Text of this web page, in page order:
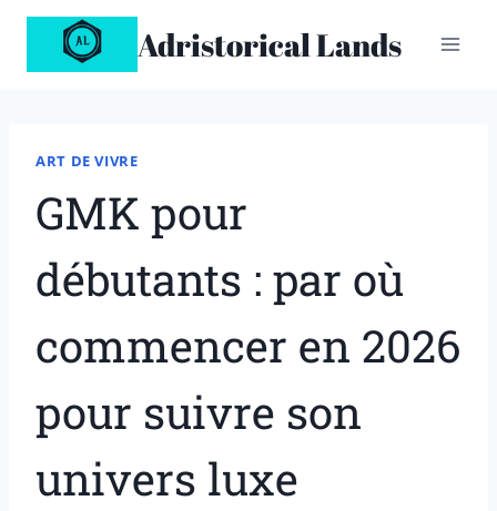
Aller
contenu
Adristorical Lands
ART DE VIVRE
GMK pour
débutants : par où
commencer en 2026
pour suivre son
univers luxe